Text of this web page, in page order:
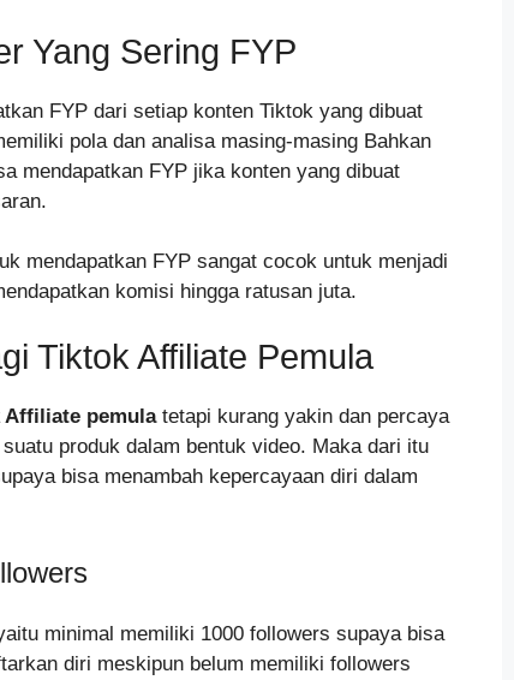
Yang Sering FYP
FYP dari setiap konten Tiktok yang dibuat
pola dan analisa masing-masing Bahkan
mendapatkan FYP jika konten yang dibuat
mendapatkan FYP sangat cocok untuk menjadi
komisi hingga ratusan juta.
Tiktok Affiliate Pemula
Affiliate pemula tetapi kurang yakin dan percaya
produk dalam bentuk video. Maka dari itu
bisa menambah kepercayaan diri dalam
minimal memiliki 1000 followers supaya bisa
diri meskipun belum memiliki followers